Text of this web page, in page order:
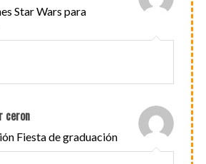
Star Wars para
ceron
Fiesta de graduación